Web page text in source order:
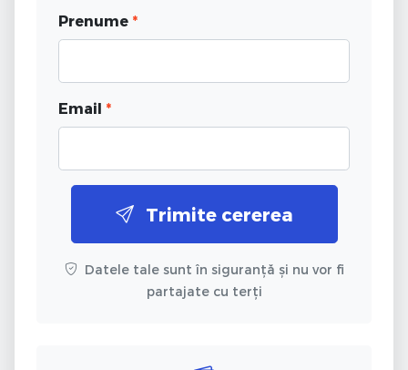
Prenume *
Email *
Trimite cererea
Datele tale sunt în siguranță și nu vor fi
partajate cu terți